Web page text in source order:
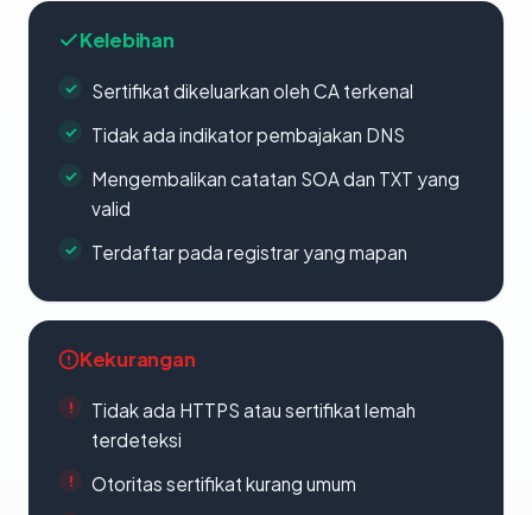
Kelebihan
Sertifikat dikeluarkan oleh CA terkenal
Tidak ada indikator pembajakan DNS
Mengembalikan catatan SOA dan TXT yang
valid
Terdaftar pada registrar yang mapan
Kekurangan
Tidak ada HTTPS atau sertifikat lemah
terdeteksi
Otoritas sertifikat kurang umum